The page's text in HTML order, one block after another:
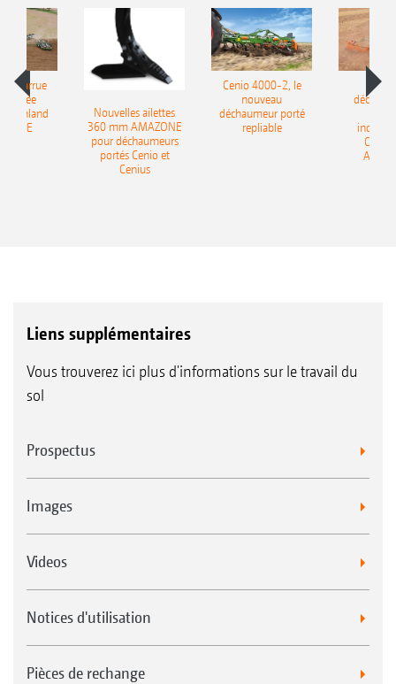
charrue
portée
Onland
Nouvelles ailettes
360 mm AMAZONE
pour déchaumeurs
portés Cenio et
Cenius
Cenio 4000-2, le
nouveau
déchaumeur porté
repliable
Liens supplémentaires
Vous trouverez ici plus d'informations sur le travail du
sol
Prospectus
Images
Videos
Notices d'utilisation
Pièces de rechange